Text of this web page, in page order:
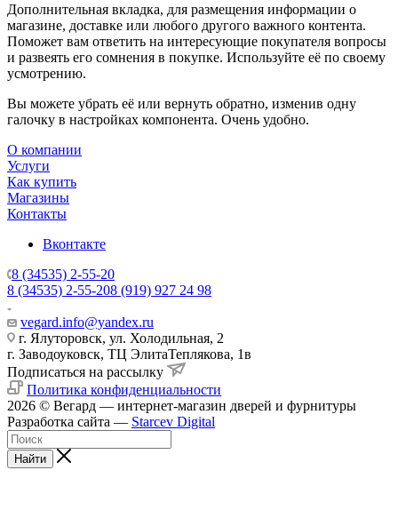
Дополнительная вкладка, для размещения информации о
магазине, доставке или любого другого важного контента.
Поможет вам ответить на интересующие покупателя вопросы
и развеять его сомнения в покупке. Используйте её по своему
усмотрению.
Вы можете убрать её или вернуть обратно, изменив одну
галочку в настройках компонента. Очень удобно.
О компании
Услуги
Как купить
Магазины
Контакты
Вконтакте
8 (34535) 2-55-20
8 (34535) 2-55-208 (919) 927 24 98
vegard.info@yandex.ru
г. Ялуторовск, ул. Холодильная, 2
г. Заводоуковск, ​ТЦ Элита​Теплякова, 1в
Подписаться на рассылку
Политика конфиденциальности
2026 © Вегард — интернет-магазин дверей и фурнитуры
Разработка сайта — Starcev Digital
Найти